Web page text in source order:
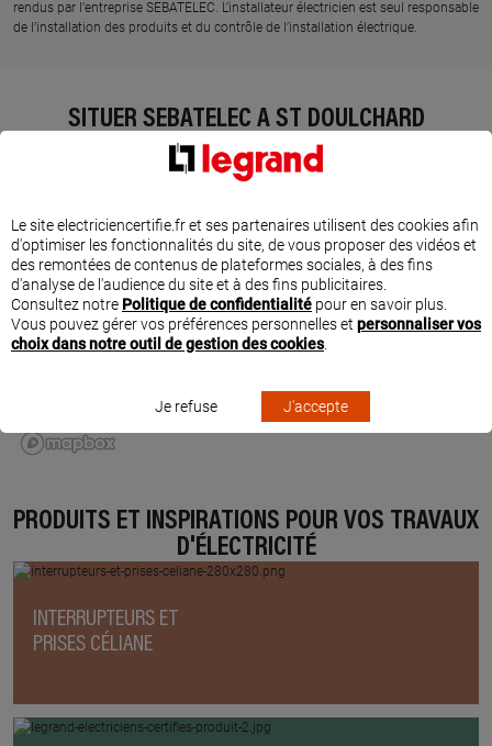
rendus par l’entreprise SEBATELEC. L’installateur électricien est seul responsable
de l’installation des produits et du contrôle de l’installation électrique.
SITUER SEBATELEC À ST DOULCHARD
PRODUITS ET INSPIRATIONS POUR VOS TRAVAUX
D'ÉLECTRICITÉ
INTERRUPTEURS ET
PRISES CÉLIANE
Le site electriciencertifie.fr et ses partenaires utilisent des cookies afin
d'optimiser les fonctionnalités du site, de vous proposer des vidéos et
des remontées de contenus de plateformes sociales, à des fins
d'analyse de l'audience du site et à des fins publicitaires.
Consultez notre Politique de confidentialité pour en savoir plus.
Vous pouvez gérer vos préférences personnelles et personnaliser vos
choix dans notre outil de gestion des cookies.
Je refuse J'accepte